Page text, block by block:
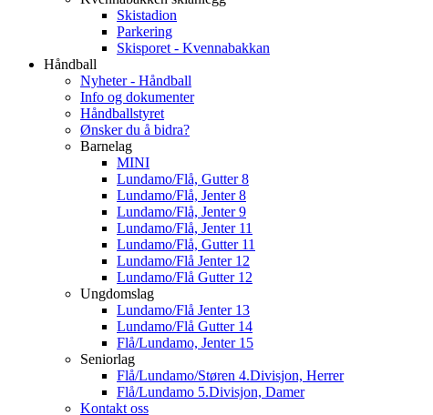
Skistadion
Parkering
Skisporet - Kvennabakkan
Håndball
Nyheter - Håndball
Info og dokumenter
Håndballstyret
Ønsker du å bidra?
Barnelag
MINI
Lundamo/Flå, Gutter 8
Lundamo/Flå, Jenter 8
Lundamo/Flå, Jenter 9
Lundamo/Flå, Jenter 11
Lundamo/Flå, Gutter 11
Lundamo/Flå Jenter 12
Lundamo/Flå Gutter 12
Ungdomslag
Lundamo/Flå Jenter 13
Lundamo/Flå Gutter 14
Flå/Lundamo, Jenter 15
Seniorlag
Flå/Lundamo/Støren 4.Divisjon, Herrer
Flå/Lundamo 5.Divisjon, Damer
Kontakt oss